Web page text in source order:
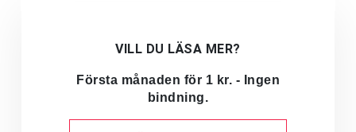
VILL DU LÄSA MER?
Första månaden för 1 kr. - Ingen
bindning.